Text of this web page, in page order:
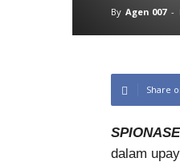
By Agen 007 -
Share
dalam